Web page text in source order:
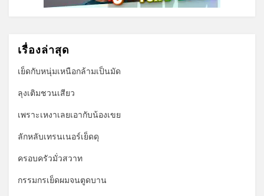
เรื่องล่าสุด
เย็ดกับหนุ่มเหนือกล้ามเป็นมัด
ลุงเติมชวนเสียว
เพราะเหงาเลยเอากับน้องเขย
ลักหลับเทรนเนอร์เย็ดดุ
ครอบครัวมั่วสวาท
กรรมกรเย็ดผมจนตูดบาน